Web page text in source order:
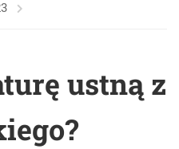
ustną z